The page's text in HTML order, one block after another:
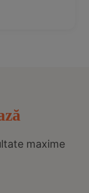
maxime